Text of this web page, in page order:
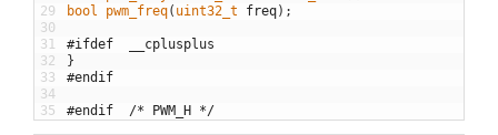
29
30
31
32
33
34
35
bool
pwm_freq( uint32_t freq) ;
#ifdef	__cplusplus
}
#endif
#endif	/* PWM_H */